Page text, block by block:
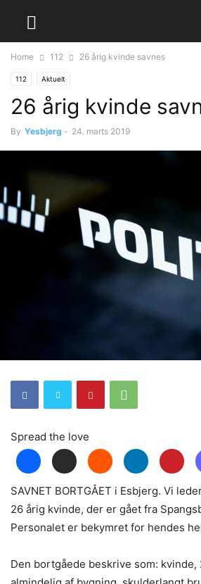
Home 112 26 årig kvinde savnes
112 Aktuelt
26 årig kvinde
By Yesbjerg - 24. marts 2019
Spread the love
SAVNET BORTGÅET i Esbjerg. Vi
26 årig kvinde, der er gået fra
Personalet er bekymret for hendes
Den bortgåede beskrive som: kvinde,